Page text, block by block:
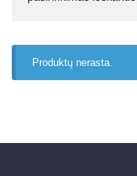
Produktų nerasta.